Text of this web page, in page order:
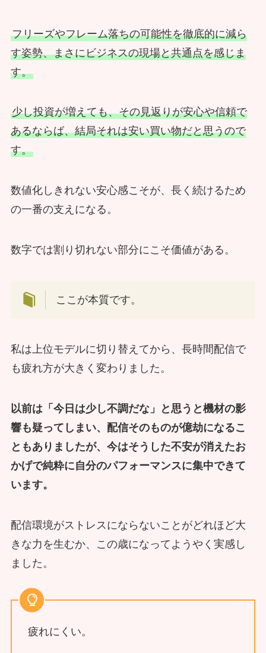
フリーズやフレーム落ちの可能性を徹底的に減ら
す姿勢、まさにビジネスの現場と共通点を感じま
す。
少し投資が増えても、その見返りが安心や信頼で
あるならば、結局それは安い買い物だと思うので
す。
数値化しきれない安心感こそが、長く続けるため
の一番の支えになる。
数字では割り切れない部分にこそ価値がある。
ここが本質です。
私は上位モデルに切り替えてから、長時間配信で
も疲れ方が大きく変わりました。
以前は「今日は少し不調だな」と思うと機材の影
響も疑ってしまい、配信そのものが億劫になるこ
ともありましたが、今はそうした不安が消えたお
かげで純粋に自分のパフォーマンスに集中できて
います。
配信環境がストレスにならないことがどれほど大
きな力を生むか、この歳になってようやく実感し
ました。
疲れにくい。